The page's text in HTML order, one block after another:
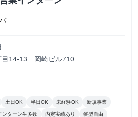
目14-13 岡崎ビル710
土日OK 半日OK 未経験OK 新規事業
ンターン生多数 内定実績あり 髪型自由